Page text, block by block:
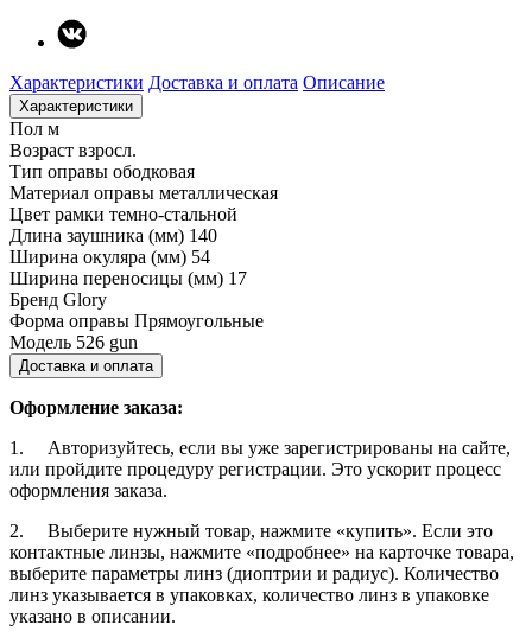
Характеристики Доставка и оплата Описание
Характеристики
Пол м
Возраст взросл.
Тип оправы ободковая
Материал оправы металлическая
Цвет рамки темно-стальной
Длина заушника (мм) 140
Ширина окуляра (мм) 54
Ширина переносицы (мм) 17
Бренд Glory
Форма оправы Прямоугольные
Модель 526 gun
Доставка и оплата
Оформление заказа:
1. Авторизуйтесь, если вы уже зарегистрированы на сайте,
или пройдите процедуру регистрации. Это ускорит процесс
оформления заказа.
2. Выберите нужный товар, нажмите «купить». Если это
контактные линзы, нажмите «подробнее» на карточке товара,
выберите параметры линз (диоптрии и радиус). Количество
линз указывается в упаковках, количество линз в упаковке
указано в описании.